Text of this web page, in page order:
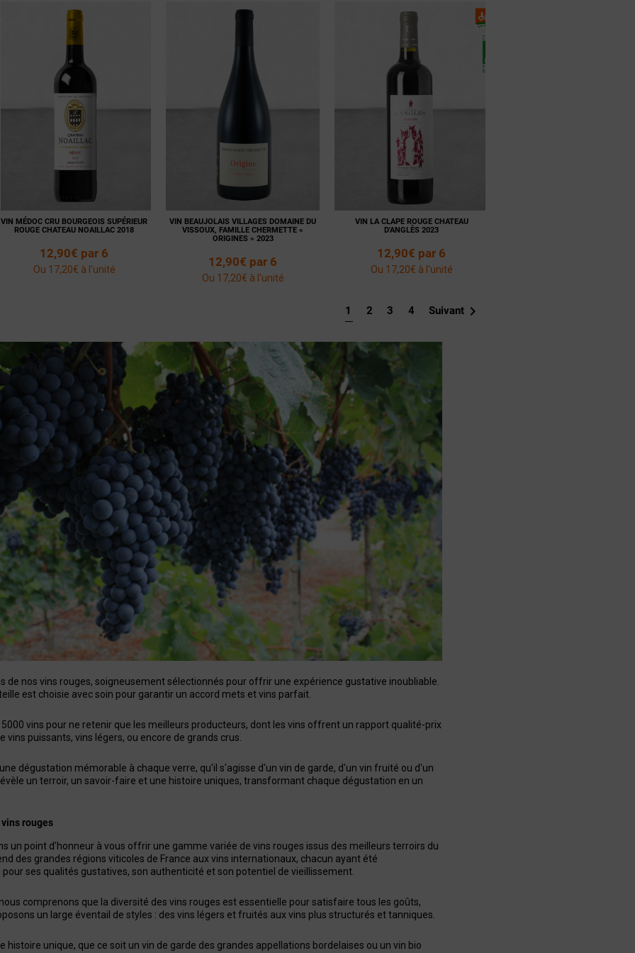
VIN MÉDOC CRU BOURGEOIS SUPÉRIEUR
ROUGE CHATEAU NOAILLAC 2018
12,90€ par 6
Ou 17,20€ à l'unité
fiche
au panier
VIN BEAUJOLAIS VILLAGES DOMAINE DU
VISSOUX, FAMILLE CHERMETTE «
ORIGINES » 2023
12,90€ par 6
Ou 17,20€ à l'unité
Voir la
fiche
Ajouter
au panier
VIN LA CLAPE ROUGE CHATEAU
D'ANGLÈS 2023
12,90€ par 6
Ou 17,20€ à l'unité
fiche
au panier
1 2 3 4 Suivant
de nos vins rouges, soigneusement sélectionnés pour offrir une expérience gustative inoubliable.
est choisie avec soin pour garantir un accord mets et vins parfait.
vins pour ne retenir que les meilleurs producteurs, dont les vins offrent un rapport qualité-prix
vins puissants, vins légers, ou encore de grands crus.
dégustation mémorable à chaque verre, qu'il s'agisse d'un vin de garde, d'un vin fruité ou d'un
un terroir, un savoir-faire et une histoire uniques, transformant chaque dégustation en un
rouges
un point d’honneur à vous offrir une gamme variée de vins rouges issus des meilleurs terroirs du
des grandes régions viticoles de France aux vins internationaux, chacun ayant été
ses qualités gustatives, son authenticité et son potentiel de vieillissement.
comprenons que la diversité des vins rouges est essentielle pour satisfaire tous les goûts,
un large éventail de styles : des vins légers et fruités aux vins plus structurés et tanniques.
histoire unique, que ce soit un vin de garde des grandes appellations bordelaises ou un vin bio